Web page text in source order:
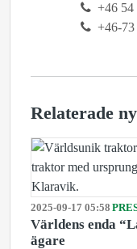
+46 54
+46-
Relaterade
2025-09-17 05:58
Världens enda
ägare